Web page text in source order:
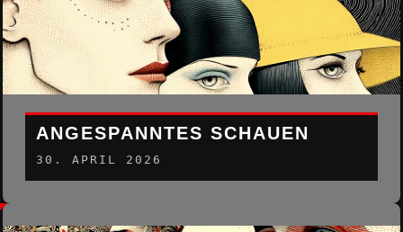
ANGESPANNTES SCHAUEN
30. APRIL 2026